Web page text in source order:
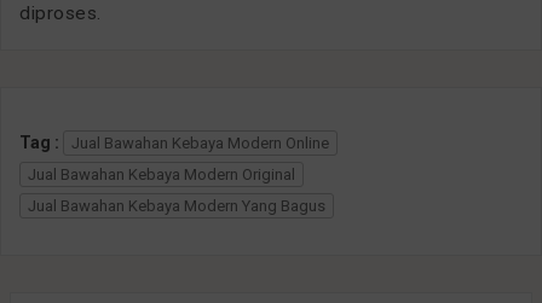
diproses.
Tag :
Jual Bawahan Kebaya Modern Online
Jual Bawahan Kebaya Modern Original
Jual Bawahan Kebaya Modern Yang Bagus